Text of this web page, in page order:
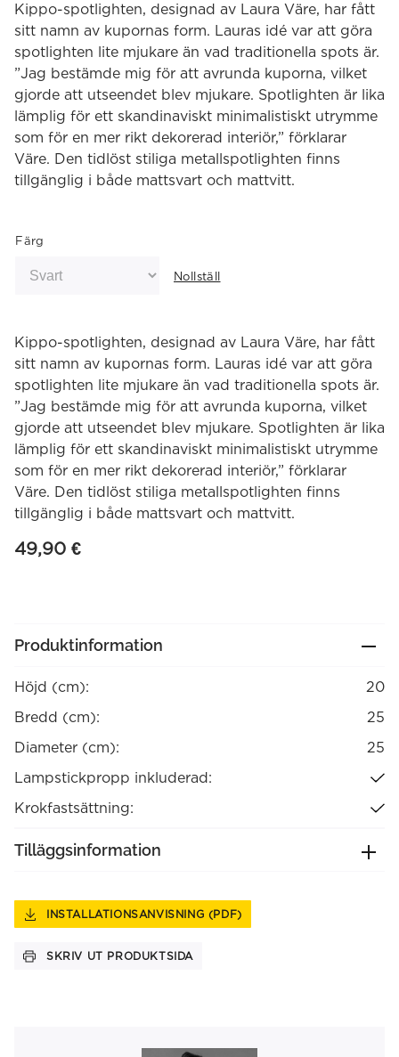
Kippo-spotlighten, designad av Laura Väre, har fått
sitt namn av kupornas form. Lauras idé var att göra
spotlighten lite mjukare än vad traditionella spots är.
”Jag bestämde mig för att avrunda kuporna, vilket
gjorde att utseendet blev mjukare. Spotlighten är lika
lämplig för ett skandinaviskt minimalistiskt utrymme
som för en mer rikt dekorerad interiör,” förklarar
Väre. Den tidlöst stiliga metallspotlighten finns
tillgänglig i både mattsvart och mattvitt.
Färg
Nollställ
Kippo-spotlighten, designad av Laura Väre, har fått
sitt namn av kupornas form. Lauras idé var att göra
spotlighten lite mjukare än vad traditionella spots är.
”Jag bestämde mig för att avrunda kuporna, vilket
gjorde att utseendet blev mjukare. Spotlighten är lika
lämplig för ett skandinaviskt minimalistiskt utrymme
som för en mer rikt dekorerad interiör,” förklarar
Väre. Den tidlöst stiliga metallspotlighten finns
tillgänglig i både mattsvart och mattvitt.
49,90 €
Produktinformation
Höjd (cm):
20
Bredd (cm):
25
Diameter (cm):
25
Lampstickpropp inkluderad:
Krokfastsättning:
Tilläggsinformation
INSTALLATIONSANVISNING (PDF)
SKRIV UT PRODUKTSIDA